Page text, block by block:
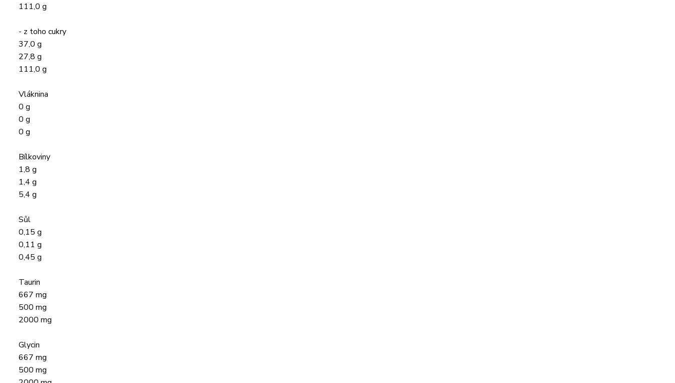
111,0 g
- z toho cukry
37,0 g
27,8 g
111,0 g
Vláknina
0 g
0 g
0 g
Bílkoviny
1,8 g
1,4 g
5,4 g
Sůl
0,15 g
0,11 g
0,45 g
Taurin
667 mg
500 mg
2000 mg
Glycin
667 mg
500 mg